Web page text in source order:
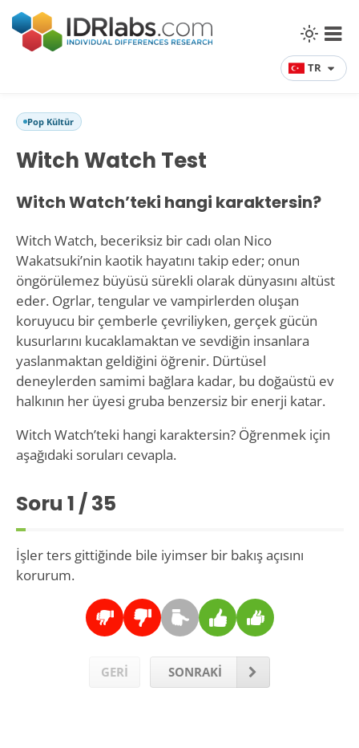
TR
Pop Kültür
Witch Watch Test
Witch Watch’teki hangi karaktersin?
Witch Watch, beceriksiz bir cadı olan Nico
Wakatsuki’nin kaotik hayatını takip eder; onun
öngörülemez büyüsü sürekli olarak dünyasını altüst
eder. Ogrlar, tengular ve vampirlerden oluşan
koruyucu bir çemberle çevriliyken, gerçek gücün
kusurlarını kucaklamaktan ve sevdiğin insanlara
yaslanmaktan geldiğini öğrenir. Dürtüsel
deneylerden samimi bağlara kadar, bu doğaüstü ev
halkının her üyesi gruba benzersiz bir enerji katar.
Witch Watch’teki hangi karaktersin? Öğrenmek için
aşağıdaki soruları cevapla.
Soru 1 / 35
İşler ters gittiğinde bile iyimser bir bakış açısını
korurum.
GERİ SONRAKİ